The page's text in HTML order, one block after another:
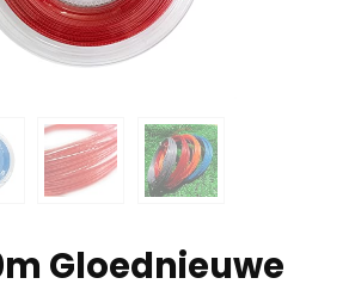
Gloednieuwe